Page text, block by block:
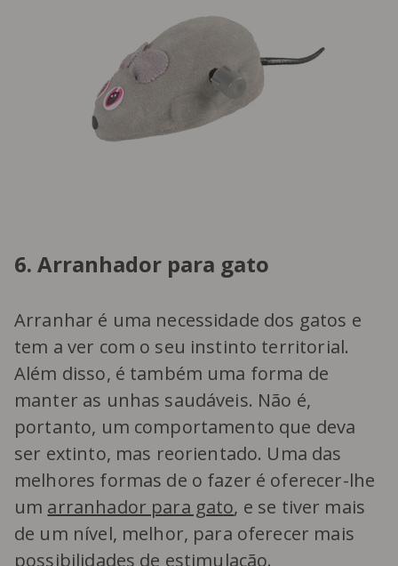
6. Arranhador para gato
Arranhar é uma necessidade dos gatos e
tem a ver com o seu instinto territorial.
Além disso, é também uma forma de
manter as unhas saudáveis. Não é,
portanto, um comportamento que deva
ser extinto, mas reorientado. Uma das
melhores formas de o fazer é oferecer-lhe
um arranhador para gato, e se tiver mais
de um nível, melhor, para oferecer mais
possibilidades de estimulação.